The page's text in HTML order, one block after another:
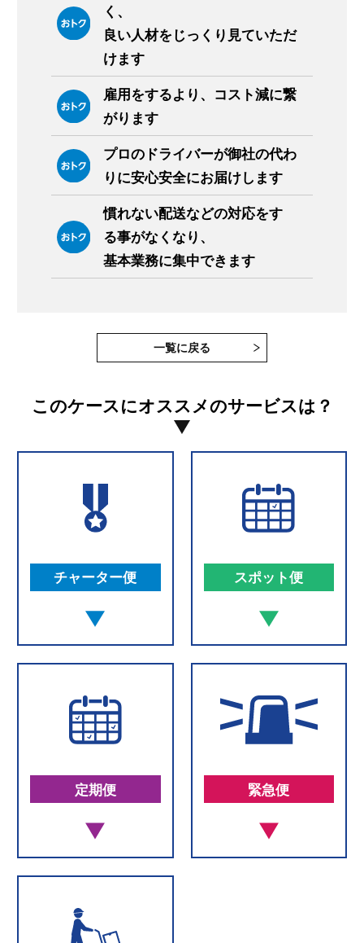
く、
良い人材をじっくり見ていただ
けます
雇用をするより、コスト減に繋
がります
プロのドライバーが御社の代わ
りに安心安全にお届けします
慣れない配送などの対応をす
る事がなくなり、
基本業務に集中できます
一覧に戻る
このケースにオススメのサービスは？
チャーター便 スポット便
定期便 緊急便